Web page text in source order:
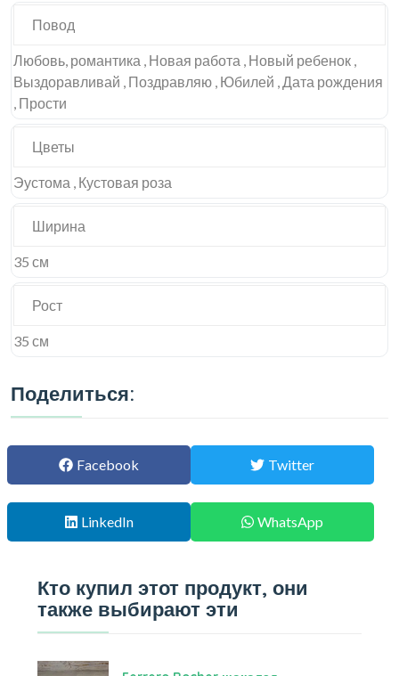
Повод
Любовь, романтика , Новая работа , Новый ребенок ,
Выздоравливай , Поздравляю , Юбилей , Дата рождения
, Прости
Цветы
Эустома , Кустовая роза
Ширина
35 см
Рост
35 см
Поделиться:
Facebook Twitter
LinkedIn WhatsApp
Кто купил этот продукт, они
также выбирают эти